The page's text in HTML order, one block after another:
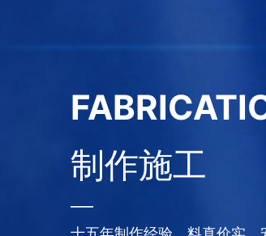
制作施工
——